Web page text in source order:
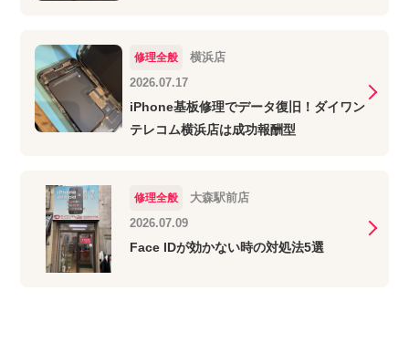
修理全般
横浜店
2026.07.17
iPhone基板修理でデータ復旧！ダイワン
テレコム横浜店は成功報酬型
修理全般
大森駅前店
2026.07.09
Face IDが効かない時の対処法5選